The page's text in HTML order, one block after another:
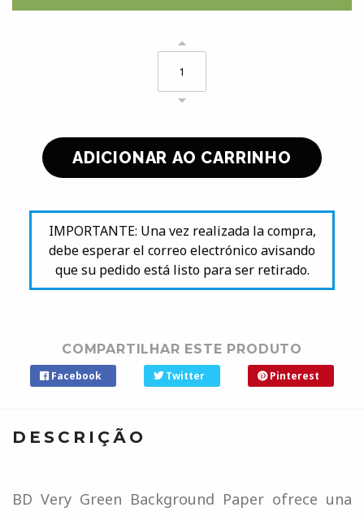
IMPORTANTE: Una vez realizada la compra,
debe esperar el correo electrónico avisando
que su pedido está listo para ser retirado.
COMPARTILHAR ESTE PRODUTO
Facebook Twitter Pinterest
DESCRIÇÃO
BD Very Green Background Paper ofrece una